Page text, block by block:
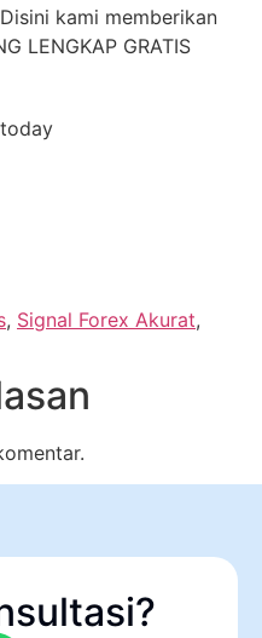
Disini kami memberikan
LENGKAP GRATIS
, Signal Forex Akurat,